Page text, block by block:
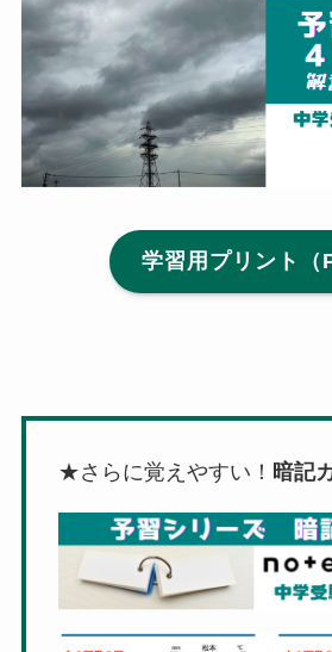
学習用プリント（
★さらに覚えやすい！ 暗記